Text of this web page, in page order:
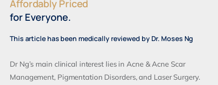
Affordably Priced
for Everyone.
This article has been medically reviewed by Dr. Moses Ng
Dr Ng’s main clinical interest lies in Acne & Acne Scar
Management, Pigmentation Disorders, and Laser Surgery.